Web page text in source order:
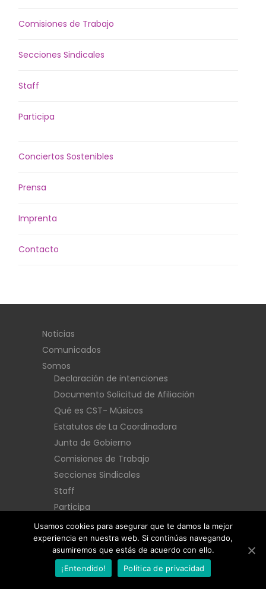
Comisiones de Trabajo
Secciones Sindicales
Staff
Participa
Conciertos Sostenibles
Prensa
Imprenta
Contacto
Noticias
Comunicados
Somos
Declaración de intenciones
Documento Solicitud de Afiliación
Qué es CST- Músicos
Estatutos de La Coordinadora
Junta de Gobierno
Comisiones de Trabajo
Secciones Sindicales
Staff
Participa
Conciertos Sostenibles
Prensa
Imprenta
Contacto
Usamos cookies para asegurar que te damos la mejor
experiencia en nuestra web. Si continúas navegando,
asumiremos que estás de acuerdo con ello.
¡Entendido!
Política de privacidad